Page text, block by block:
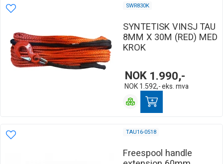
SWR830K
SYNTETISK VINSJ TAU
8MM X 30M (RED) MED
KROK
NOK 1.990,-
NOK 1.592,-eks. mva
TAU16-0518
Freespool handle